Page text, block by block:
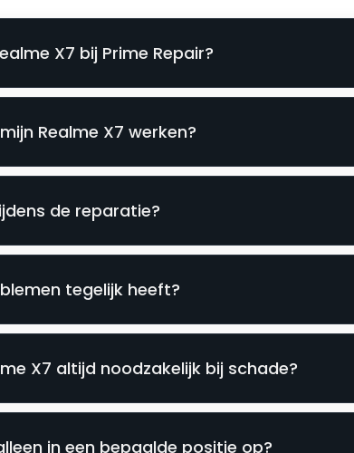
X7 bij Prime Repair?
Realme X7 werken?
de reparatie?
tegelijk heeft?
X7 altijd noodzakelijk bij schade?
in een bepaalde positie op?